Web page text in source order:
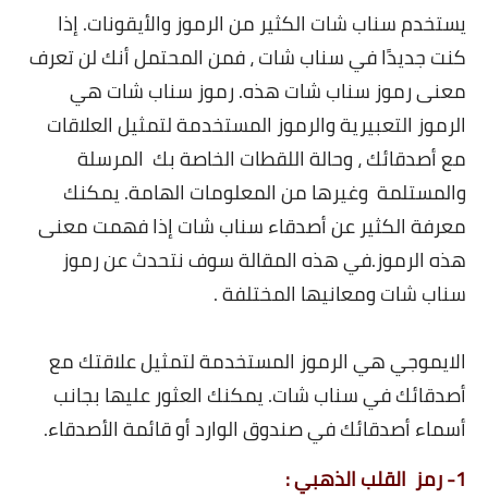
يستخدمسناب شات الكثير من الرموز والأيقونات. إذا
كنت جديدًا فيسناب شات، فمن المحتمل أنك لن تعرف
معنى رموز سناب شاتهذه. رموز سناب شاتهي
الرموز التعبيرية والرموز المستخدمة لتمثيل العلاقات
مع أصدقائك ، وحالة اللقطات الخاصة بك المرسلة
والمستلمة وغيرها من المعلومات الهامة. يمكنك
معرفة الكثير عن أصدقاءسناب شاتإذا فهمت معنى
هذه الرموز.في هذه المقالة سوف نتحدث عن رموز
سناب شات ومعانيها المختلفة .
الايموجي هي الرموز المستخدمة لتمثيل علاقتك مع
أصدقائك في سناب شات. يمكنك العثور عليها بجانب
أسماء أصدقائك في صندوق الوارد أو قائمة الأصدقاء.
1- رمز القلب الذهبي :